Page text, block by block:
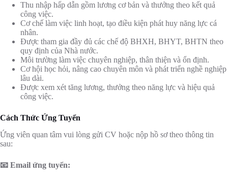
Thu nhập hấp dẫn gồm lương cơ bản và thưởng theo kết quả
công việc.
Cơ chế làm việc linh hoạt, tạo điều kiện phát huy năng lực cá
nhân.
Được tham gia đầy đủ các chế độ BHXH, BHYT, BHTN theo
quy định của Nhà nước.
Môi trường làm việc chuyên nghiệp, thân thiện và ổn định.
Cơ hội học hỏi, nâng cao chuyên môn và phát triển nghề nghiệp
lâu dài.
Được xem xét tăng lương, thưởng theo năng lực và hiệu quả
công việc.
Cách Thức Ứng Tuyển
Ứng viên quan tâm vui lòng gửi CV hoặc nộp hồ sơ theo thông tin
sau:
📧 Email ứng tuyển: